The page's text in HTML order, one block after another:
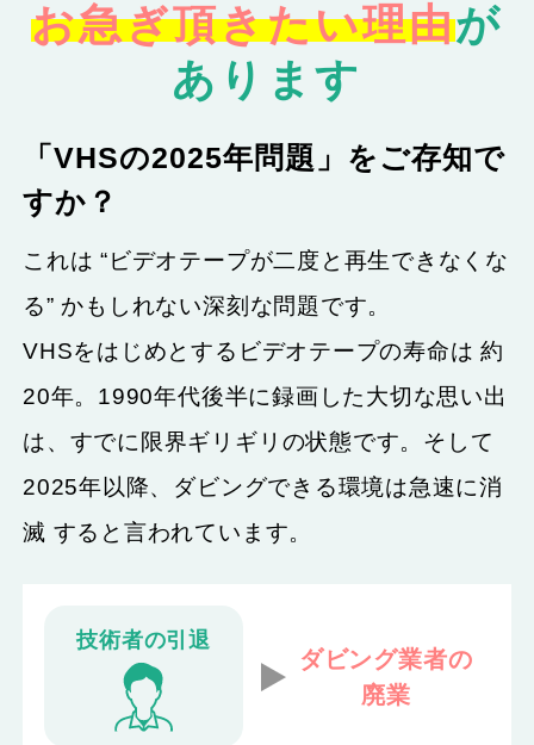
お急ぎ頂きたい理由が
あります
「VHSの2025年問題」をご存知で
すか？
これは “ビデオテープが二度と再生できなくな
る” かもしれない深刻な問題です。
VHSをはじめとするビデオテープの寿命は 約
20年。1990年代後半に録画した大切な思い出
は、すでに限界ギリギリの状態です。そして
2025年以降、ダビングできる環境は急速に消
滅 すると言われています。
技術者の引退
ダビング業者の
廃業